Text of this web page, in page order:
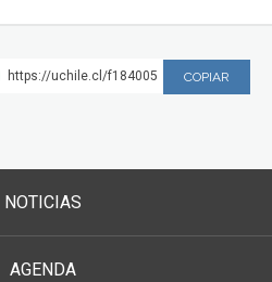
https://uchile.cl/f184005 COPIAR
NOTICIAS
AGENDA